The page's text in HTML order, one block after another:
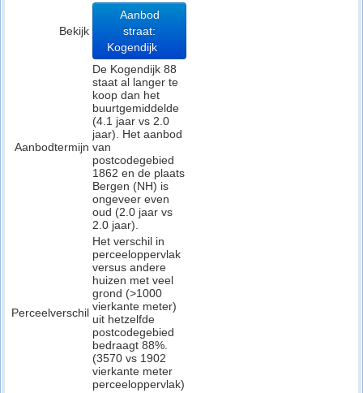
Bekijk
Aanbod
straat:
Kogendijk
Aanbodtermijn
De Kogendijk 88
staat al langer te
koop dan het
buurtgemiddelde
(4.1 jaar vs 2.0
jaar). Het aanbod
van
postcodegebied
1862 en de plaats
Bergen (NH) is
ongeveer even
oud (2.0 jaar vs
2.0 jaar).
Perceelverschil
Het verschil in
perceeloppervlak
versus andere
huizen met veel
grond (>1000
vierkante meter)
uit hetzelfde
postcodegebied
bedraagt 88%.
(3570 vs 1902
vierkante meter
perceeloppervlak)